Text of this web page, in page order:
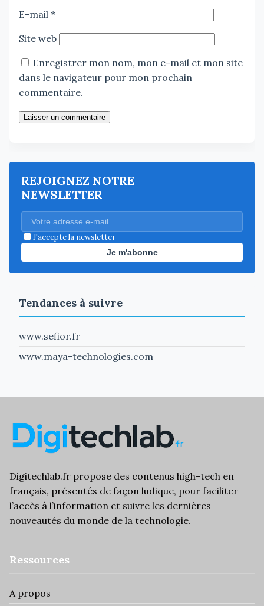
E-mail *
Site web
Enregistrer mon nom, mon e-mail et mon site
dans le navigateur pour mon prochain
commentaire.
Laisser un commentaire
REJOIGNEZ NOTRE
NEWSLETTER
J'accepte la newsletter
Je m'abonne
Tendances à suivre
www.sefior.fr
www.maya-technologies.com
Digitechlab.fr propose des contenus high-tech en
français, présentés de façon ludique, pour faciliter
l’accès à l’information et suivre les dernières
nouveautés du monde de la technologie.
Ressources
A propos